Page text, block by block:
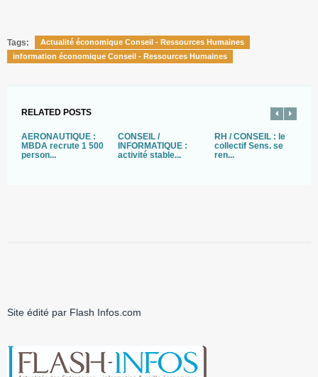
Tags:
Actualité économique Conseil - Ressources Humaines
information économique Conseil - Ressources Humaines
RELATED POSTS
AERONAUTIQUE :
MBDA recrute 1 500
person...
CONSEIL /
INFORMATIQUE :
activité stable...
RH / CONSEIL : le
collectif Sens. se
ren...
Site édité par Flash Infos.com